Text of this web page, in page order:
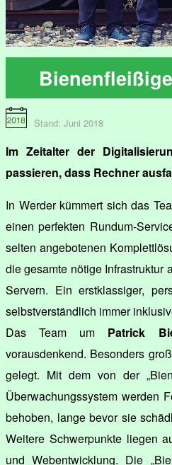
Stand: Juni 2018
Im Zeitalter der
passieren, dass Rechner
In Werder kümmert sich das
einen perfekten Rundum-
selten angebotenen
die gesamte nötige Infrastruktur
Servern. Ein erstklassiger,
selbstverständlich immer
Das Team um Patrick
vorausdenkend. Besonders
gelegt. Mit dem von der
Überwachungssystem werden
behoben, lange bevor sie
Weitere Schwerpunkte liegen
und Webentwicklung. Die